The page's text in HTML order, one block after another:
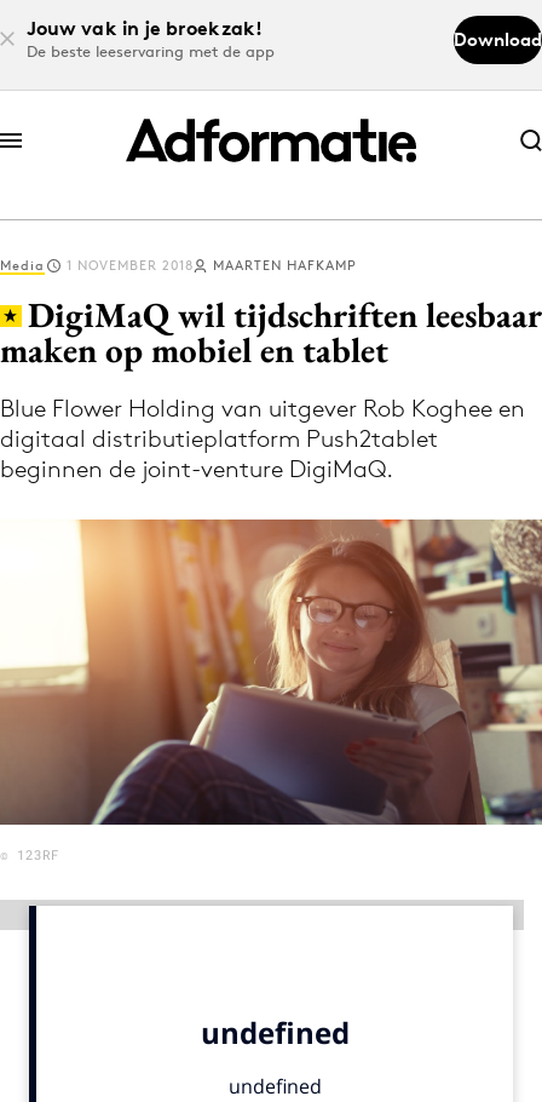
Jouw vak in je broekzak!
De beste leeservaring met de app
Download
Abonneer nu
Abonneer nu
Log in
Volg het laatste nieuws via de Adformatie
Nieuws app
Home
12 nov: MarketingLive!
Events
Vacatures
Media 1 NOVEMBER 2018 MAARTEN HAFKAMP
DigiMaQ wil tijdschriften leesbaar
maken op mobiel en tablet
Blue Flower Holding van uitgever Rob Koghee en
digitaal distributieplatform Push2tablet
beginnen de joint-venture DigiMaQ.
© 123RF